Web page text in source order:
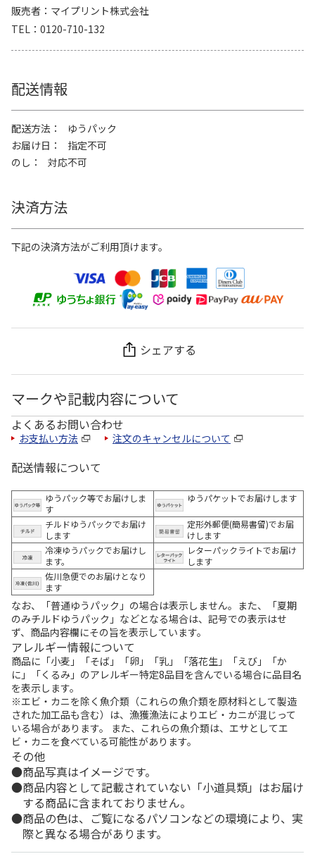
販売者
マイプリント株式会社
TEL
0120-710-132
配送情報
配送方法
ゆうパック
お届け日
指定不可
のし
対応不可
決済方法
下記の決済方法がご利用頂けます。
シェアする
マークや記載内容について
よくあるお問い合わせ
お支払い方法 注文のキャンセルについて
配送情報について
ゆうパック等でお届けしま
す
ゆうパケットでお届けします
チルドゆうパックでお届け
します
定形外郵便(簡易書留)でお届
けします
冷凍ゆうパックでお届けし
ます。
レターパックライトでお届け
します
佐川急便でのお届けとなり
ます
なお、「普通ゆうパック」の場合は表示しません。また、「夏期
のみチルドゆうパック」などとなる場合は、記号での表示はせ
ず、商品内容欄にその旨を表示しています。
アレルギー情報について
商品に「小麦」「そば」「卵」「乳」「落花生」「えび」「か
に」「くるみ」のアレルギー特定8品目を含んでいる場合に品目名
を表示します。
※エビ・カニを除く魚介類（これらの魚介類を原材料として製造
された加工品も含む）は、漁獲漁法によりエビ・カニが混じって
いる場合があります。 また、これらの魚介類は、エサとしてエ
ビ・カニを食べている可能性があります。
その他
商品写真はイメージです。
商品内容として記載されていない「小道具類」はお届け
する商品に含まれておりません。
商品の色は、ご覧になるパソコンなどの環境により、実
際と異なる場合があります。